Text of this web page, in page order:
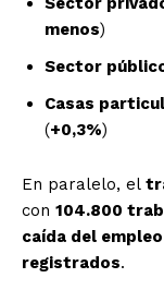
menos)
Sector
Casas
(+0,3%)
En paralelo, el
con 104.800
caída del
registrados.